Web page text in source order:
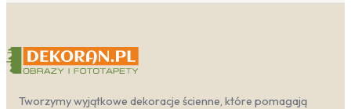
Tworzymy wyjątkowe dekoracje ścienne, które pomagają